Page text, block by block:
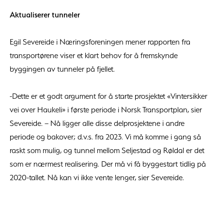
Aktualiserer tunneler
Egil Severeide i Næringsforeningen mener rapporten fra
transportørene viser et klart behov for å fremskynde
byggingen av tunneler på fjellet.
-Dette er et godt argument for å starte prosjektet «Vintersikker
vei over Haukeli» i første periode i Norsk Transportplan, sier
Severeide. – Nå ligger alle disse delprosjektene i andre
periode og bakover; d.v.s. fra 2023. Vi må komme i gang så
raskt som mulig, og tunnel mellom Seljestad og Røldal er det
som er nærmest realisering. Der må vi få byggestart tidlig på
2020-tallet. Nå kan vi ikke vente lenger, sier Severeide.